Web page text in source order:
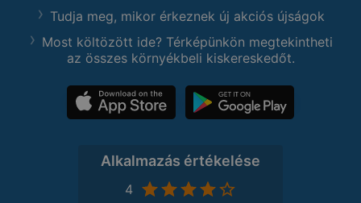
Tudja meg, mikor érkeznek új akciós újságok
Most költözött ide? Térképünkön megtekintheti
az összes környékbeli kiskereskedőt.
Alkalmazás értékelése
4